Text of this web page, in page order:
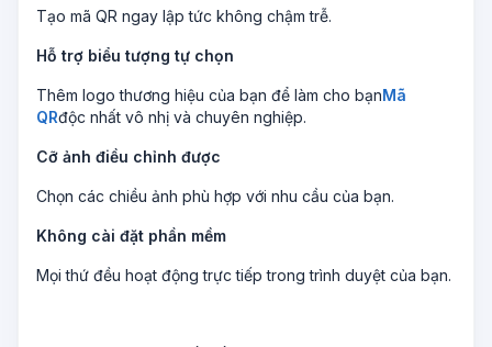
Tạo mã QR ngay lập tức không chậm trễ.
Hỗ trợ biểu tượng tự chọn
Thêm logo thương hiệu của bạn để làm cho bạnMã
QRđộc nhất vô nhị và chuyên nghiệp.
Cỡ ảnh điều chỉnh được
Chọn các chiều ảnh phù hợp với nhu cầu của bạn.
Không cài đặt phần mềm
Mọi thứ đều hoạt động trực tiếp trong trình duyệt của bạn.